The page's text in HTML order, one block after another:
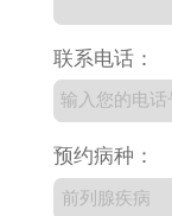
联系电话：
预约病种：